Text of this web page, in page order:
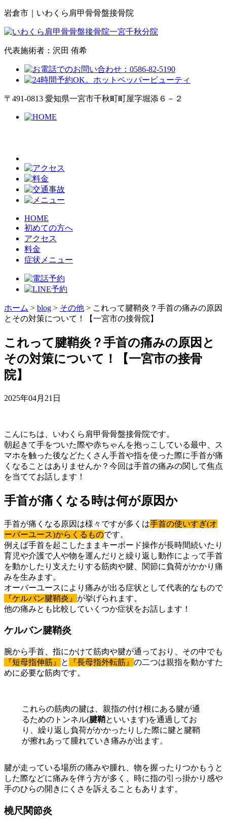
岩倉市｜いわくら肩甲骨骨盤接骨院
代表施術者：沢田 侑希
〒491-0813 愛知県一宮市千秋町町屋字堀添６－２
HOME
初めての方へ
アクセス
料金
症状メニュー
ホーム > blog > その他 > これって腱鞘炎？手首の痛みの原因
とその対策について！【一宮市の接骨院】
これって腱鞘炎？手首の痛みの原因と
その対策について！【一宮市の接骨
院】
2025年04月21日
こんにちは、いわくら肩甲骨骨盤接骨院です。
朝起きて手をついた際や赤ちゃんを抱っこしている最中、ス
マホを触った後などたくさん手首や指を使った際に手首が痛
くなることはありませんか？今回は手首の痛みの関して焦点
を当ててお話します！
手首が痛くなる時は何が原因か
手首が痛くなる原因は様々ですが多くは手首の使いすぎ(オ
ーバーユース)からくるものです。
例えば手首を起こしたままキーボード操作が長時間続いたり
育児や介護で人や物を運んだりと繰り返し動作によって手首
を動かしたり支えたりする筋肉や腱、関節に負荷がかかり痛
みを生みます。
オーバーユースにより痛みが出る症状として代表的なもので
『ケルバン腱鞘炎』 が挙げられます。
他の痛みとも比較していくつか症状をお話します！
ケルバン腱鞘炎
腕から手首、指にかけて筋肉や腱が通っており、その中でも
『短母指伸筋』
と 『長母指外転筋』 の二つは親指を動かすた
めに必要な筋肉です。
これらの筋肉の腱は、親指の付け根にある腱が通
るためのトンネル(腱鞘といいます)を通過してお
り、繰り返し負荷がかかったりした際に腱と腱鞘
が擦れあって腫れていき痛みが出ます。
腱が走っている場所の痛みや腫れ、物を握ったりつかもうと
した際などに痛みを伴う方が多く、時に指の引っ掛かり感や
手のひらの開きにくさを訴えることもあります。
橈尺関節炎